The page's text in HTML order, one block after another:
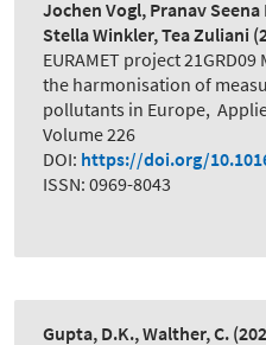
Jochen Vogl, Pranav
Stella Winkler, Tea Zuliani
EURAMET project
the harmonisation of
pollutants in Europe,
Volume 226
DOI: https://doi.org/
ISSN: 0969-8043
Gupta, D.K., Walther, C.